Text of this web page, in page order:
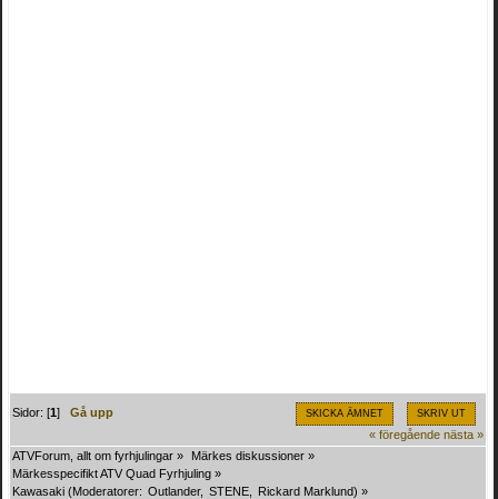
SKICKA ÄMNET SKRIV UT
Sidor: [1]Gå upp
« föregående nästa »
ATVForum, allt om fyrhjulingar » Märkes diskussioner »
Märkesspecifikt ATV Quad Fyrhjuling »
Kawasaki (Moderatorer: Outlander, STENE Rickard Marklund) »